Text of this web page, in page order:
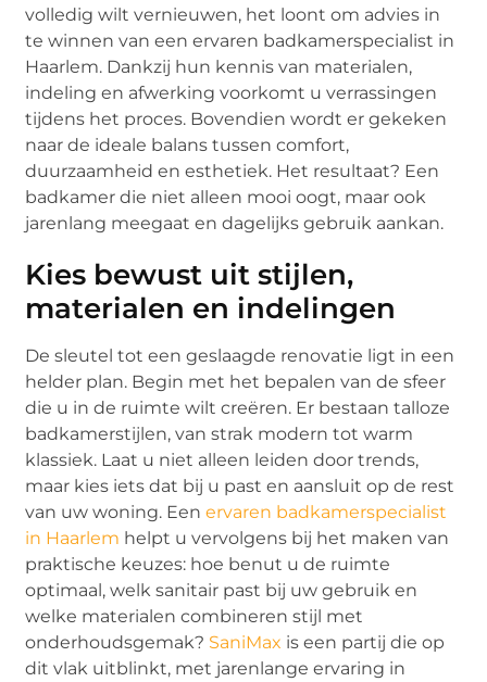
volledig wilt vernieuwen, het loont om advies in
te winnen van een ervaren badkamerspecialist in
Haarlem. Dankzij hun kennis van materialen,
indeling en afwerking voorkomt u verrassingen
tijdens het proces. Bovendien wordt er gekeken
naar de ideale balans tussen comfort,
duurzaamheid en esthetiek. Het resultaat? Een
badkamer die niet alleen mooi oogt, maar ook
jarenlang meegaat en dagelijks gebruik aankan.
Kies bewust uit stijlen,
materialen en indelingen
De sleutel tot een geslaagde renovatie ligt in een
helder plan. Begin met het bepalen van de sfeer
die u in de ruimte wilt creëren. Er bestaan talloze
badkamerstijlen, van strak modern tot warm
klassiek. Laat u niet alleen leiden door trends,
maar kies iets dat bij u past en aansluit op de rest
van uw woning. Eenervaren badkamerspecialist
in Haarlem helpt u vervolgens bij het maken van
praktische keuzes: hoe benut u de ruimte
optimaal, welk sanitair past bij uw gebruik en
welke materialen combineren stijl met
onderhoudsgemak? SaniMax is een partij die op
dit vlak uitblinkt, met jarenlange ervaring in